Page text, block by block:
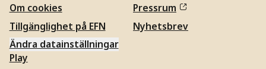
Om cookies
Tillgänglighet på EFN
Ändra datainställningar
Pressrum
Nyhetsbrev
Play